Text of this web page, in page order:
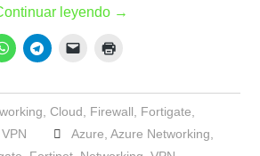
leyendo →
Cloud Firewall Fortigate
,VPN Azure Azure Networking